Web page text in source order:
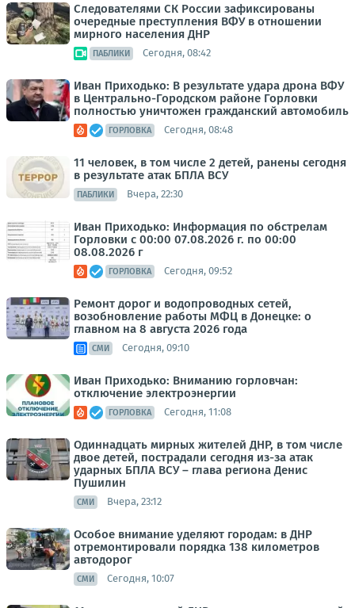
Следователями СК России зафиксированы
очередные преступления ВФУ в отношении
мирного населения ДНР
ПАБЛИКИ Сегодня, 08:42
Иван Приходько: В результате удара дрона ВФУ
в Центрально-Городском районе Горловки
полностью уничтожен гражданский автомобиль
ГОРЛОВКА Сегодня, 08:48
11 человек, в том числе 2 детей, ранены сегодня
в результате атак БПЛА ВСУ
ПАБЛИКИ Вчера, 22:30
Иван Приходько: Информация по обстрелам
Горловки с 00:00 07.08.2026 г. по 00:00
08.08.2026 г
ГОРЛОВКА Сегодня, 09:52
Ремонт дорог и водопроводных сетей,
возобновление работы МФЦ в Донецке: о
главном на 8 августа 2026 года
СМИ Сегодня, 09:10
Иван Приходько: Вниманию горловчан:
отключение электроэнергии
ГОРЛОВКА Сегодня, 11:08
Одиннадцать мирных жителей ДНР, в том числе
двое детей, пострадали сегодня из-за атак
ударных БПЛА ВСУ – глава региона Денис
Пушилин
СМИ Вчера, 23:12
Особое внимание уделяют городам: в ДНР
отремонтировали порядка 138 километров
автодорог
СМИ Сегодня, 10:07